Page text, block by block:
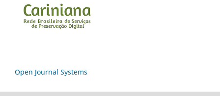
Open Journal Systems